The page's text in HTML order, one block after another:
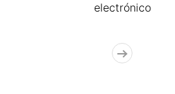
electrónico